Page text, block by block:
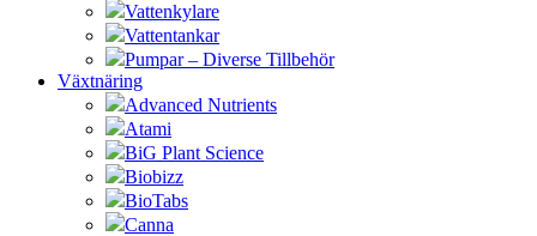
Vattenkylare
Vattentankar
Pumpar – Diverse Tillbehör
Växtnäring
Advanced Nutrients
Atami
BiG Plant Science
Biobizz
BioTabs
Canna